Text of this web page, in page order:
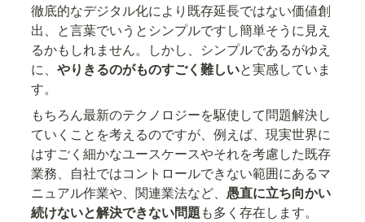
徹底的なデジタル化により既存延長ではない価値創
出、と言葉でいうとシンプルですし簡単そうに見え
るかもしれません。しかし、シンプルであるがゆえ
に、 やりきるのがものすごく難しいと実感していま
す。
もちろん最新のテクノロジーを駆使して問題解決し
ていくことを考えるのですが、例えば、現実世界に
はすごく細かなユースケースやそれを考慮した既存
業務、自社ではコントロールできない範囲にあるマ
ニュアル作業や、関連業法など、 愚直に立ち向かい
続けないと解決できない問題も多く存在します。